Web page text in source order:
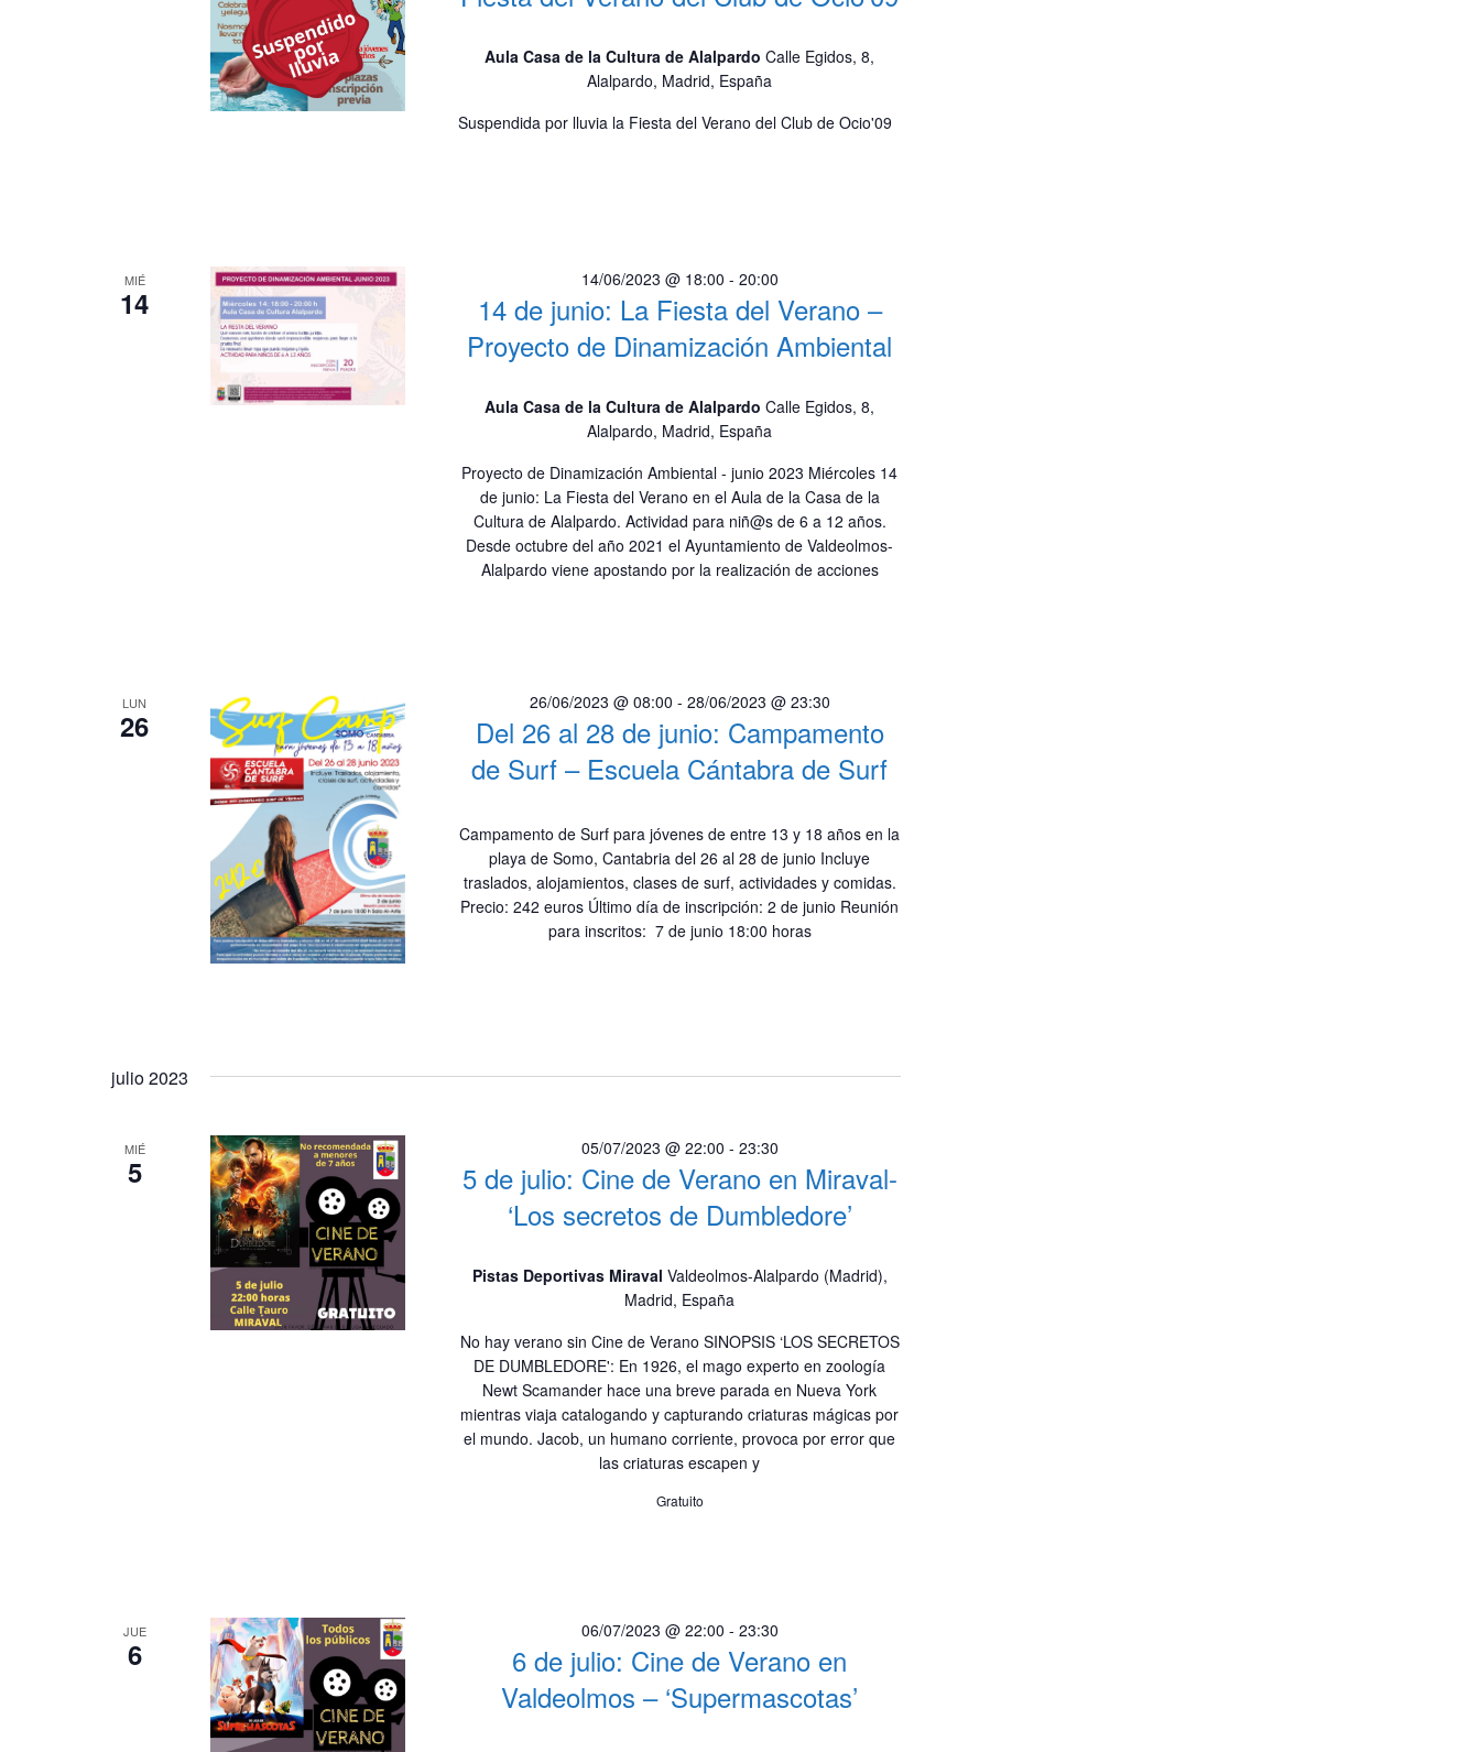
Aula Casa de la Cultura de Alalpardo Calle Egidos, 8,
Alalpardo, Madrid, España
Suspendida por lluvia la Fiesta del Verano del Club de Ocio'09
MIÉ
14
14 de junio: La Fiesta del Verano –
Proyecto de Dinamización Ambiental
14/06/2023 @ 18:00 - 20:00
Aula Casa de la Cultura de Alalpardo Calle Egidos, 8,
Alalpardo, Madrid, España
Proyecto de Dinamización Ambiental - junio 2023 Miércoles 14
de junio: La Fiesta del Verano en el Aula de la Casa de la
Cultura de Alalpardo. Actividad para niñ@s de 6 a 12 años.
Desde octubre del año 2021 el Ayuntamiento de Valdeolmos-
Alalpardo viene apostando por la realización de acciones
LUN
26
Del 26 al 28 de junio: Campamento
de Surf – Escuela Cántabra de Surf
26/06/2023 @ 08:00 - 28/06/2023 @ 23:30
Campamento de Surf para jóvenes de entre 13 y 18 años en la
playa de Somo, Cantabria del 26 al 28 de junio Incluye
traslados, alojamientos, clases de surf, actividades y comidas.
Precio: 242 euros Último día de inscripción: 2 de junio Reunión
para inscritos: 7 de junio 18:00 horas
julio 2023
MIÉ
5
5 de julio: Cine de Verano en Miraval-
‘Los secretos de Dumbledore’
05/07/2023 @ 22:00 - 23:30
Pistas Deportivas Miraval Valdeolmos-Alalpardo (Madrid),
Madrid, España
No hay verano sin Cine de Verano SINOPSIS ‘LOS SECRETOS
DE DUMBLEDORE': En 1926, el mago experto en zoología
Newt Scamander hace una breve parada en Nueva York
mientras viaja catalogando y capturando criaturas mágicas por
el mundo. Jacob, un humano corriente, provoca por error que
las criaturas escapen y
Gratuito
JUE
6
6 de julio: Cine de Verano en
Valdeolmos – ‘Supermascotas’
06/07/2023 @ 22:00 - 23:30